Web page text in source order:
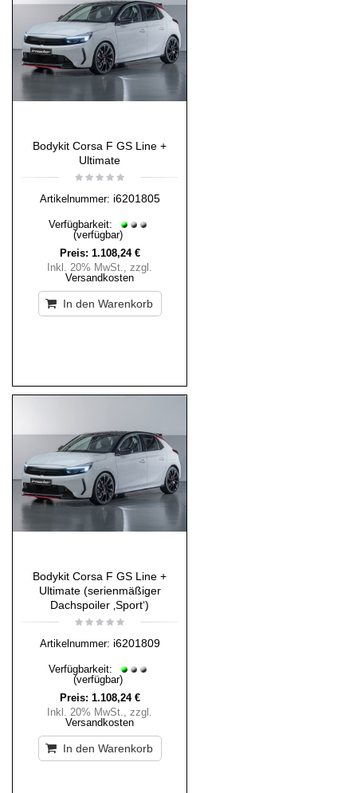
Bodykit Corsa F GS Line +
Ultimate
Artikelnummer: i6201805
Verfügbarkeit:
(verfügbar)
Preis: 1.108,24 €
Inkl. 20% MwSt., zzgl.
Versandkosten
In den Warenkorb
Bodykit Corsa F GS Line +
Ultimate (serienmäßiger
Dachspoiler ‚Sport‘)
Artikelnummer: i6201809
Verfügbarkeit:
(verfügbar)
Preis: 1.108,24 €
Inkl. 20% MwSt., zzgl.
Versandkosten
In den Warenkorb